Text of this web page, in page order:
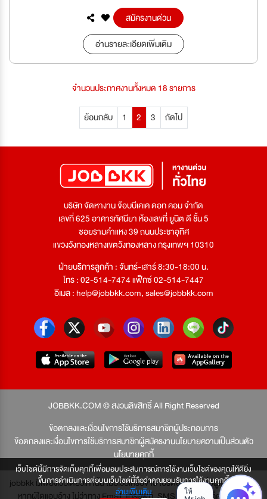
เว็บไซต์นี้มีการจัดเก็บคุกกี้เพื่อมอบประสบการณ์การใช้งานเว็บไซต์ของคุณให้ดียิ่ง
ขึ้นการดำเนินการต่อบนเว็บไซต์นี้ถือว่าคุณยอมรับการใช้งานคุกกี้
อ่านเพิ่มเติม
สมัครงานด่วน
อ่านรายละเอียดเพิ่มเติม
จำนวนประกาศงานทั้งหมด 18 รายการ
ย้อนกลับ 1 2 3 ถัดไป
บริษัท จัดหางาน จ๊อบบีเคเค ดอท คอม จำกัด
เลขที่ 625 อาคารทัศนียา ห้องเลขที่ ยูนิต ดี ชั้น 5
ซอยรามคำแหง 39 ถนนประชาอุทิศ
แขวงวังทองหลางเขตวังทองหลาง กรุงเทพฯ 10310
ฝ่ายบริการลูกค้า : จันทร์-เสาร์ 8:30-18:00 น.
โทร : 02-514-7474 แฟ็กซ์ 02-514-7447
อีเมล :help@jobbkk.com,sales@jobbkk.com
JOBBKK.COM © สงวนลิขสิทธิ์ All Right Reserved
ข้อตกลงและเงื่อนไขการใช้บริการสมาชิกผู้ประกอบการ
ข้อตกลงและเงื่อนไขการใช้บริการสมาชิกผู้สมัครงานนโยบายความเป็นส่วนตัว
นโยบายคุกกี้
jobbkk มีเพียงเว็บเดียวเท่านั้น ไม่มีเว็บเครือข่าย โปรดอย่าหลงเชื่อผู้แอบอ้าง และ